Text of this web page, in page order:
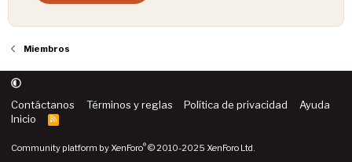
Miembros
Contáctanos Términos y reglas Política de privacidad
Ayuda
Inicio
R
S
Community platform by XenForo® © 2010-2025 XenForo Ltd.